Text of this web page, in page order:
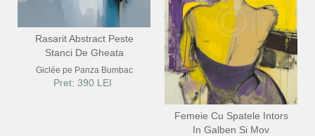
Rasarit Abstract Peste
Stanci De Gheata
Giclée pe Panza Bumbac
Pret: 390 LEI
Femeie Cu Spatele Intors
In Galben Si Mov